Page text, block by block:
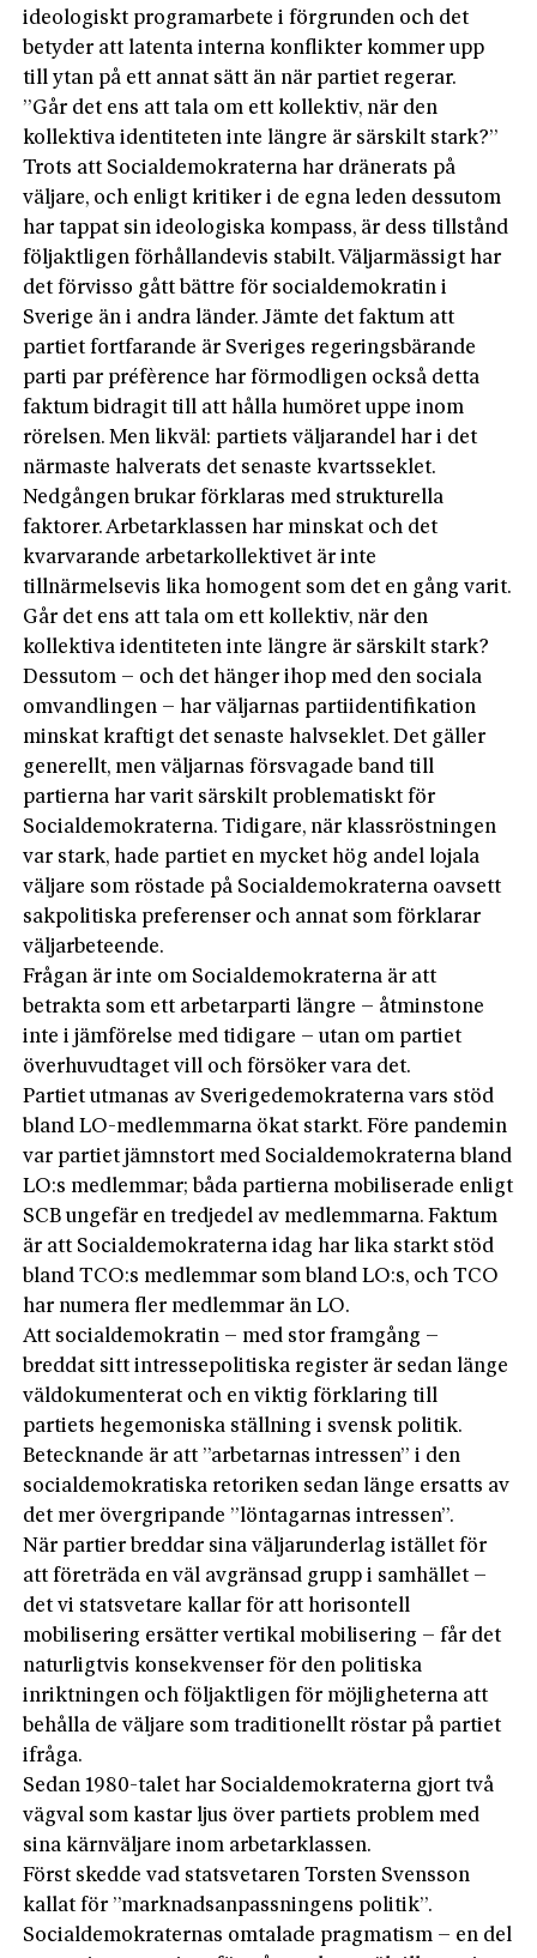
ideologiskt programarbete i förgrunden och det
betyder att latenta interna konflikter kommer upp
till ytan på ett annat sätt än när partiet regerar.
”Går det ens att tala om ett kollektiv, när den
kollektiva identiteten inte längre är särskilt stark?”
Trots att Socialdemokraterna har dränerats på
väljare, och enligt kritiker i de egna leden dessutom
har tappat sin ideologiska kompass, är dess tillstånd
följaktligen förhållandevis stabilt. Väljarmässigt har
det förvisso gått bättre för socialdemokratin i
Sverige än i andra länder. Jämte det faktum att
partiet fortfarande är Sveriges rege­ringsbärande
parti par préfèrence har förmodligen också detta
faktum bidragit till att hålla humöret uppe inom
rörelsen. Men likväl: partiets väljarandel har i det
närmaste halverats det senaste kvartsseklet.
Nedgången brukar förklaras med strukturella
faktorer. Arbetarklassen har minskat och det
kvarvarande arbetarkollektivet är inte
tillnärmelsevis lika homogent som det en gång varit.
Går det ens att tala om ett kollektiv, när den
kollektiva identiteten inte längre är särskilt stark?
Dessutom – och det hänger ihop med den socia­la
omvandlingen – har väljarnas partiidentifikation
minskat kraftigt det senaste halvseklet. Det gäller
generellt, men väljarnas försvagade band till
partierna har varit särskilt problematiskt för
Socialdemokraterna. Tidigare, när klassröstningen
var stark, hade partiet en mycket hög andel lojala
väljare som röstade på Socialdemokraterna oavsett
sakpolitiska preferenser och annat som förklarar
väljarbeteende.
Frågan är inte om Socialdemokraterna är att
betrakta som ett arbetarparti längre – åtminstone
inte i jämförelse med tidigare – utan om partiet
överhuvudtaget vill och försöker vara det.
Partiet utmanas av Sverigedemokraterna vars stöd
bland LO-medlemmarna ökat starkt. Före pandemin
var partiet jämn­stort med Socialdemokraterna bland
LO:s medlemmar; båda partierna mobiliserade enligt
SCB ungefär en tredjedel av medlemmarna. Faktum
är att Socialdemokraterna idag har lika starkt stöd
bland TCO:s medlemmar som bland LO:s, och TCO
har numera fler medlemmar än LO.
Att socialdemokratin – med stor framgång –
breddat sitt intressepolitiska register är sedan länge
väldokumenterat och en viktig förklaring till
partiets hegemoniska ställning i svensk politik.
Betecknande är att ”arbetarnas intressen” i den
social­demokratiska retoriken sedan länge ersatts av
det mer övergripande ”löntagarnas intressen”.
När partier breddar sina väljarunderlag istället för
att företräda en väl avgränsad grupp i samhället –
det vi statsvetare kal­lar för att horisontell
mobilisering ersätter vertikal mobilisering – får det
naturligtvis konsekvenser för den politiska
inriktningen och följaktligen för möjligheterna att
behålla de väljare som traditionellt röstar på partiet
ifråga.
Sedan 1980-talet har Socialdemokraterna gjort två
vägval som kastar ljus över partiets problem med
sina kärnväljare inom arbetarklassen.
Först skedde vad statsvetaren Torsten Svensson
kallat för ”marknadsanpassningens politik”.
Socialdemokraternas omtalade pragmatism – en del